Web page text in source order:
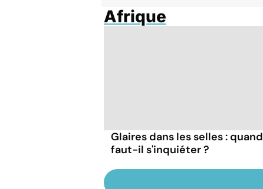
Afrique
Glaires dans les selles : quand
faut-il s'inquiéter ?